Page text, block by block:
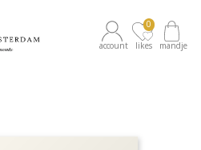
account likes
0
mandje